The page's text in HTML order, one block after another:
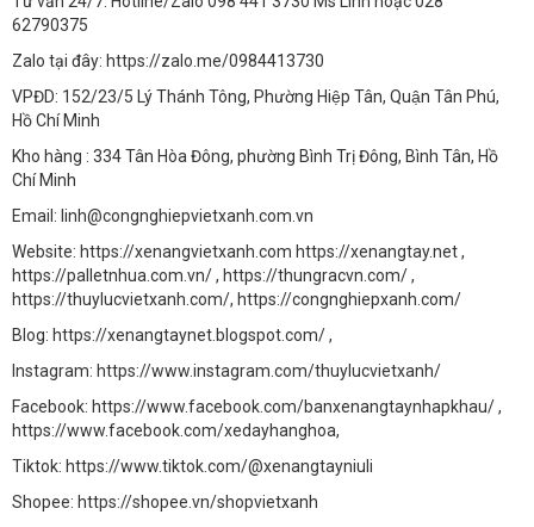
62790375
Zalo tại đây: https://zalo.me/0984413730
VPĐD: 152/23/5 Lý Thánh Tông, Phường Hiệp Tân, Quận Tân Phú,
Hồ Chí Minh
Kho hàng : 334 Tân Hòa Đông, phường Bình Trị Đông, Bình Tân, Hồ
Chí Minh
Email: linh@congnghiepvietxanh.com.vn
Website: https://xenangvietxanh.com https://xenangtay.net ,
https://palletnhua.com.vn/ , https://thungracvn.com/ ,
https://thuylucvietxanh.com/, https://congnghiepxanh.com/
Blog: https://xenangtaynet.blogspot.com/ ,
Instagram: https://www.instagram.com/thuylucvietxanh/
Facebook: https://www.facebook.com/banxenangtaynhapkhau/ ,
https://www.facebook.com/xedayhanghoa,
Tiktok: https://www.tiktok.com/@xenangtayniuli
Shopee: https://shopee.vn/shopvietxanh